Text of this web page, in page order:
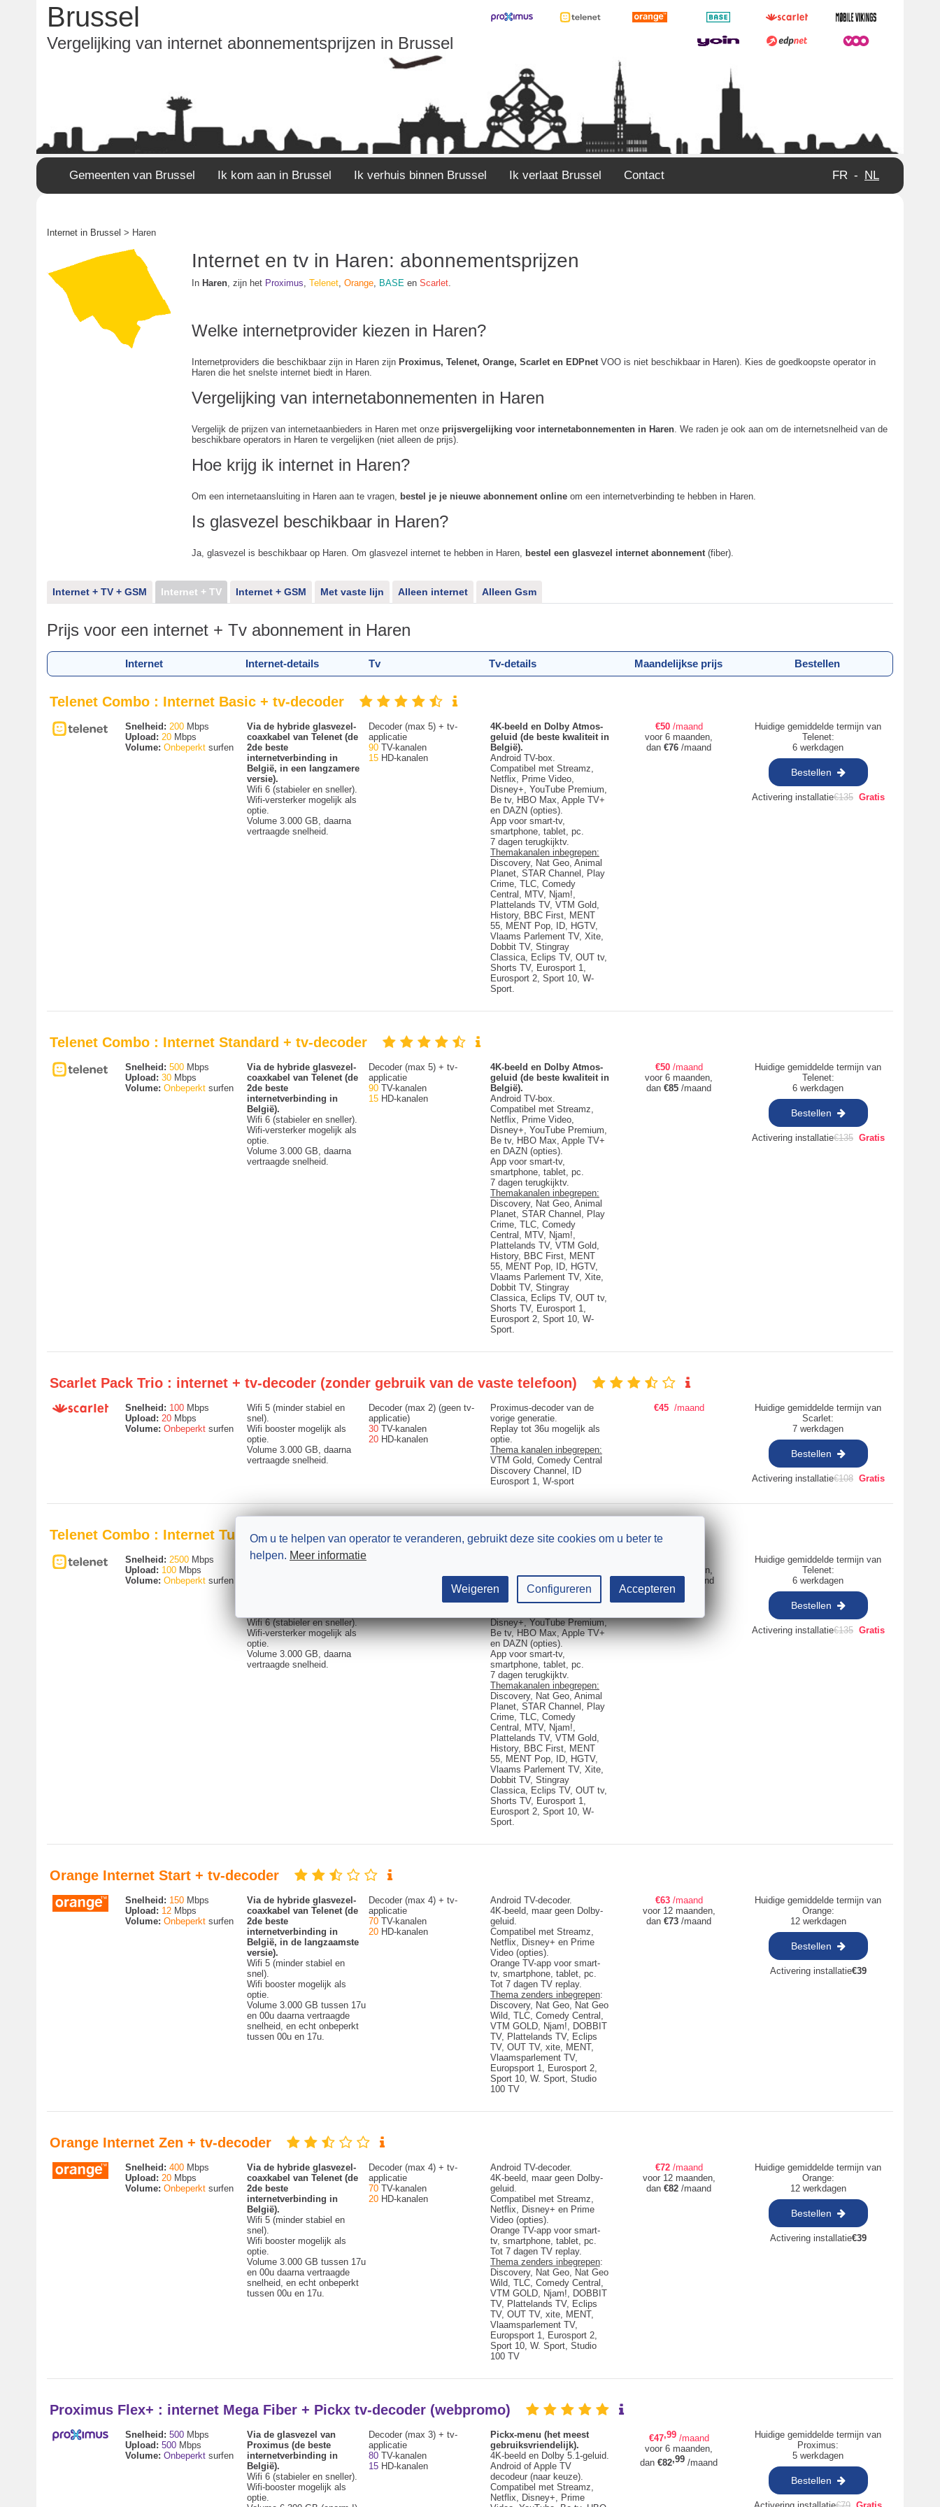
Brussel
Vergelijking van internet abonnementsprijzen in Brussel
Gemeenten van Brussel Ik kom aan in Brussel Ik verhuis binnen Brussel Ik verlaat Brussel Contact FR - NL
Internet in Brussel > Haren
Internet en tv in Haren: abonnementsprijzen
In Haren, zijn het Proximus, Telenet, Orange, BASEen Scarlet.
Welke internetprovider kiezen in Haren?
Internetproviders die beschikbaar zijn in Haren zijn Proximus, Telenet, Orange, Scarlet en EDPnetVOO is niet beschikbaar in Haren). Kies de goedkoopste operator in
Haren die het snelste internet biedt in Haren.
Vergelijking van internetabonnementen in Haren
Vergelijk de prijzen van internetaanbieders in Haren met onze prijsvergelijking voor internetabonnementen in Haren. We raden je ook aan om de internetsnelheid van de
beschikbare operators in Haren te vergelijken (niet alleen de prijs).
Hoe krijg ik internet in Haren?
Om een internetaansluiting in Haren aan te vragen, bestel je je nieuwe abonnement onlineom een internetverbinding te hebben in Haren.
Is glasvezel beschikbaar in Haren?
Ja, glasvezel is beschikbaar op Haren. Om glasvezel internet te hebben in Haren, bestel een glasvezel internet abonnement(fiber).
Internet + TV + GSM Internet + TV Internet + GSM Met vaste lijn Alleen internet Alleen Gsm
Prijs voor een internet + Tv abonnement in Haren
Internet Internet-details Tv Tv-details Maandelijkse prijs Bestellen
Telenet Combo : Internet Basic + tv-decoder
Snelheid: 200Mbps
Upload: 20Mbps
Volume: Onbeperktsurfen
Via de hybride glasvezel-
coaxkabel van Telenet (de
2de beste
internetverbinding in
België, in een langzamere
versie).
Wifi 6 (stabieler en sneller).
Wifi-versterker mogelijk als
optie.
Volume 3.000 GB, daarna
vertraagde snelheid.
Decoder (max 5) + tv-
applicatie
90TV-kanalen
15HD-kanalen
4K-beeld en Dolby Atmos-
geluid (de beste kwaliteit in
België).
Android TV-box.
Compatibel met Streamz,
Netflix, Prime Video,
Disney+, YouTube Premium,
Be tv, HBO Max, Apple TV+
en DAZN (opties).
App voor smart-tv,
smartphone, tablet, pc.
7 dagen terugkijktv.
Themakanalen inbegrepen:
Discovery, Nat Geo, Animal
Planet, STAR Channel, Play
Crime, TLC, Comedy
Central, MTV, Njam!,
Plattelands TV, VTM Gold,
History, BBC First, MENT
55, MENT Pop, ID, HGTV,
Vlaams Parlement TV, Xite,
Dobbit TV, Stingray
Classica, Eclips TV, OUT tv,
Shorts TV, Eurosport 1,
Eurosport 2, Sport 10, W-
Sport.
€50 /maand
voor 6 maanden,
dan €76 /maand
Huidige gemiddelde termijn van
Telenet:
6 werkdagen
Bestellen
Activering installatie€135 Gratis
Telenet Combo : Internet Standard + tv-decoder
Snelheid: 500Mbps
Upload: 30Mbps
Volume: Onbeperktsurfen
Via de hybride glasvezel-
coaxkabel van Telenet (de
2de beste
internetverbinding in
België).
Wifi 6 (stabieler en sneller).
Wifi-versterker mogelijk als
optie.
Volume 3.000 GB, daarna
vertraagde snelheid.
Decoder (max 5) + tv-
applicatie
90TV-kanalen
15HD-kanalen
4K-beeld en Dolby Atmos-
geluid (de beste kwaliteit in
België).
Android TV-box.
Compatibel met Streamz,
Netflix, Prime Video,
Disney+, YouTube Premium,
Be tv, HBO Max, Apple TV+
en DAZN (opties).
App voor smart-tv,
smartphone, tablet, pc.
7 dagen terugkijktv.
Themakanalen inbegrepen:
Discovery, Nat Geo, Animal
Planet, STAR Channel, Play
Crime, TLC, Comedy
Central, MTV, Njam!,
Plattelands TV, VTM Gold,
History, BBC First, MENT
55, MENT Pop, ID, HGTV,
Vlaams Parlement TV, Xite,
Dobbit TV, Stingray
Classica, Eclips TV, OUT tv,
Shorts TV, Eurosport 1,
Eurosport 2, Sport 10, W-
Sport.
€50 /maand
voor 6 maanden,
dan €85 /maand
Huidige gemiddelde termijn van
Telenet:
6 werkdagen
Bestellen
Activering installatie€135 Gratis
Scarlet Pack Trio : internet + tv-decoder (zonder gebruik van de vaste telefoon)
Snelheid: 100Mbps
Upload: 20Mbps
Volume: Onbeperktsurfen
Wifi 5 (minder stabiel en
snel).
Wifi booster mogelijk als
optie.
Volume 3.000 GB, daarna
vertraagde snelheid.
Decoder (max 2) (geen tv-
applicatie)
30TV-kanalen
20HD-kanalen
Proximus-decoder van de
vorige generatie.
Replay tot 36u mogelijk als
optie.
Thema kanalen inbegrepen:
VTM Gold, Comedy Central
Discovery Channel, ID
Eurosport 1, W-sport
€45 /maand
Huidige gemiddelde termijn van
Scarlet:
7 werkdagen
Bestellen
Activering installatie€108 Gratis
Telenet Combo : Internet Turbo + tv-decoder
Snelheid: 2500Mbps
Upload: 100Mbps
Volume: Onbeperktsurfen
Via de hybride glasvezel-
Wifi 6 (stabieler en sneller).
Wifi-versterker mogelijk als
optie.
Volume 3.000 GB, daarna
vertraagde snelheid.
Android TV-box.
Compatibel met Streamz,
Disney+, YouTube Premium,
Be tv, HBO Max, Apple TV+
en DAZN (opties).
App voor smart-tv,
smartphone, tablet, pc.
7 dagen terugkijktv.
Themakanalen inbegrepen:
Discovery, Nat Geo, Animal
Planet, STAR Channel, Play
Crime, TLC, Comedy
Central, MTV, Njam!,
Plattelands TV, VTM Gold,
History, BBC First, MENT
55, MENT Pop, ID, HGTV,
Vlaams Parlement TV, Xite,
Dobbit TV, Stingray
Classica, Eclips TV, OUT tv,
Shorts TV, Eurosport 1,
Eurosport 2, Sport 10, W-
Sport.
voor 6 maanden,
/maand
Huidige gemiddelde termijn van
Telenet:
6 werkdagen
Bestellen
Activering installatie€135 Gratis
Orange Internet Start + tv-decoder
Snelheid: 150Mbps
Upload: 12Mbps
Volume: Onbeperktsurfen
Via de hybride glasvezel-
coaxkabel van Telenet (de
2de beste
internetverbinding in
België, in de langzaamste
versie).
Wifi 5 (minder stabiel en
snel).
Wifi booster mogelijk als
optie.
Volume 3.000 GB tussen 17u
en 00u daarna vertraagde
snelheid, en echt onbeperkt
tussen 00u en 17u.
Decoder (max 4) + tv-
applicatie
70TV-kanalen
20HD-kanalen
Android TV-decoder.
4K-beeld, maar geen Dolby-
geluid.
Compatibel met Streamz,
Netflix, Disney+ en Prime
Video (opties).
Orange TV-app voor smart-
tv, smartphone, tablet, pc.
Tot 7 dagen TV replay.
Thema zenders inbegrepen:
Discovery, Nat Geo, Nat Geo
Wild, TLC, Comedy Central,
VTM GOLD, Njam!, DOBBIT
TV, Plattelands TV, Eclips
TV, OUT TV, xite, MENT,
Vlaamsparlement TV,
Europsport 1, Eurosport 2,
Sport 10, W. Sport, Studio
100 TV
€63 /maand
voor 12 maanden,
dan €73 /maand
Huidige gemiddelde termijn van
Orange:
12 werkdagen
Bestellen
Activering installatie€39
Orange Internet Zen + tv-decoder
Snelheid: 400Mbps
Upload: 20Mbps
Volume: Onbeperktsurfen
Via de hybride glasvezel-
coaxkabel van Telenet (de
2de beste
internetverbinding in
België).
Wifi 5 (minder stabiel en
snel).
Wifi booster mogelijk als
optie.
Volume 3.000 GB tussen 17u
en 00u daarna vertraagde
snelheid, en echt onbeperkt
tussen 00u en 17u.
Decoder (max 4) + tv-
applicatie
70TV-kanalen
20HD-kanalen
Android TV-decoder.
4K-beeld, maar geen Dolby-
geluid.
Compatibel met Streamz,
Netflix, Disney+ en Prime
Video (opties).
Orange TV-app voor smart-
tv, smartphone, tablet, pc.
Tot 7 dagen TV replay.
Thema zenders inbegrepen:
Discovery, Nat Geo, Nat Geo
Wild, TLC, Comedy Central,
VTM GOLD, Njam!, DOBBIT
TV, Plattelands TV, Eclips
TV, OUT TV, xite, MENT,
Vlaamsparlement TV,
Europsport 1, Eurosport 2,
Sport 10, W. Sport, Studio
100 TV
€72 /maand
voor 12 maanden,
dan €82 /maand
Huidige gemiddelde termijn van
Orange:
12 werkdagen
Bestellen
Activering installatie€39
Proximus Flex+ : internet Mega Fiber + Pickx tv-decoder (webpromo)
Snelheid: 500Mbps
Upload: 500Mbps
Volume: Onbeperktsurfen
Via de glasvezel van
Proximus (de beste
internetverbinding in
België).
Wifi 6 (stabieler en sneller).
Wifi-booster mogelijk als
optie.
Decoder (max 3) + tv-
applicatie
80TV-kanalen
15HD-kanalen
Pickx-menu (het meest
gebruiksvriendelijk).
4K-beeld en Dolby 5.1-geluid.
Android of Apple TV
decodeur (naar keuze).
Compatibel met Streamz,
Netflix, Disney+, Prime
€47,99 /maand
voor 6 maanden,
dan €82,99 /maand
Huidige gemiddelde termijn van
Proximus:
5 werkdagen
Bestellen
Om u te helpen van operator te veranderen, gebruikt deze site cookies om u beter te
helpen. Meer informatie
Weigeren Configureren Accepteren